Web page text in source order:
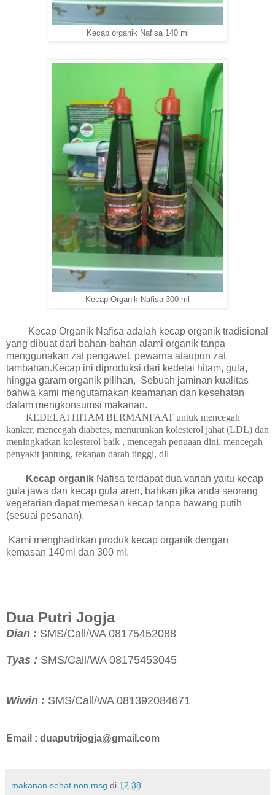
Kecap organik Nafisa 140 ml
Kecap Organik Nafisa 300 ml
Kecap Organik Nafisa adalah kecap organik tradisional
yang dibuat dari bahan-bahan alami organik tanpa
menggunakan zat pengawet, pewarna ataupun zat
tambahan.Kecap ini diproduksi dari kedelai hitam, gula,
hingga garam organik pilihan, Sebuah jaminan kualitas
bahwa kami mengutamakan keamanan dan kesehatan
dalam mengkonsumsi makanan.
KEDELAI HITAM BERMANFAAT untuk mencegah
kanker, mencegah diabetes, menurunkan kolesterol jahat (LDL) dan
meningkatkan kolesterol baik , mencegah penuaan dini, mencegah
penyakit jantung, tekanan darah tinggi, dll
Kecap organik Nafisa terdapat dua varian yaitu kecap
gula jawa dan kecap gula aren, bahkan jika anda seorang
vegetarian dapat memesan kecap tanpa bawang putih
(sesuai pesanan).
Kami menghadirkan produk kecap organik dengan
kemasan 140ml dan 300 ml.
Dua Putri Jogja
Dian : SMS/Call/WA 08175452088
Tyas : SMS/Call/WA 08175453045
Wiwin : SMS/Call/WA 081392084671
Email : duaputrijogja@gmail.com
makanan sehat non msg di 12.38